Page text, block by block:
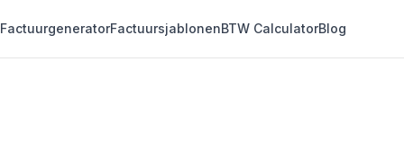
FactuurgeneratorFactuursjablonenBTW CalculatorBlog